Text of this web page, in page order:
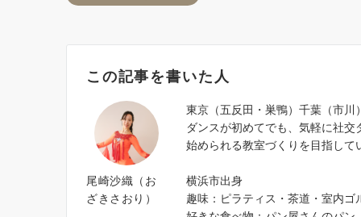
この記事を書いた人
尾崎沙織（お
ざきさおり）
東京（五反田・巣鴨）千葉（市川
ダンスが初めてでも、気軽に社交
始められる教室づくりを目指して
横浜市出身
趣味：ピラティス・茶道・室内ゴ